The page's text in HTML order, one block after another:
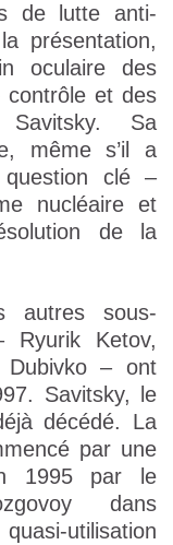
de lutte anti-
présentation,
oculaire des
contrôle et des
Sa
même s’il a
question clé –
nucléaire et
de la
autres sous-
Ketov,
Dubivko – ont
Savitsky, le
décédé. La
par une
1995 par le
dans
utilisation